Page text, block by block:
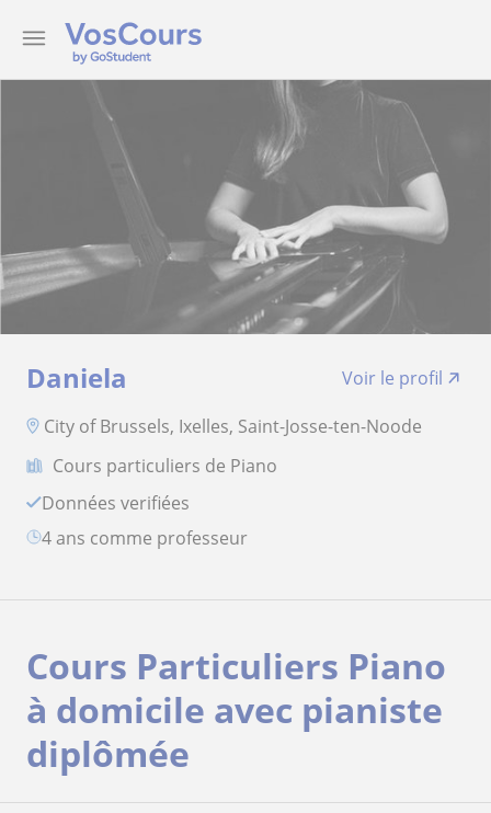
Daniela
Voir le profil
City of Brussels, Ixelles, Saint-Josse-ten-Noode
Cours particuliers de Piano
Données verifiées
4 ans comme professeur
Cours Particuliers Piano
à domicile avec pianiste
diplômée